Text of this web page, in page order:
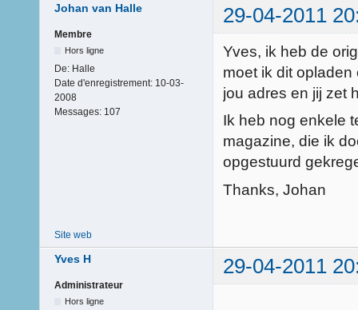
Johan van Halle 29-04-2011
Membre
Hors ligne
De: Halle
Date d'enregistrement: 10-03-
2008
Messages: 107
Yves, ik heb de
moet ik dit opladen
jou adres en jij zet
Ik heb nog enkele
magazine, die ik
opgestuurd
Thanks, Johan
Site web
Yves H 29-04-2011
Administrateur
Hors ligne